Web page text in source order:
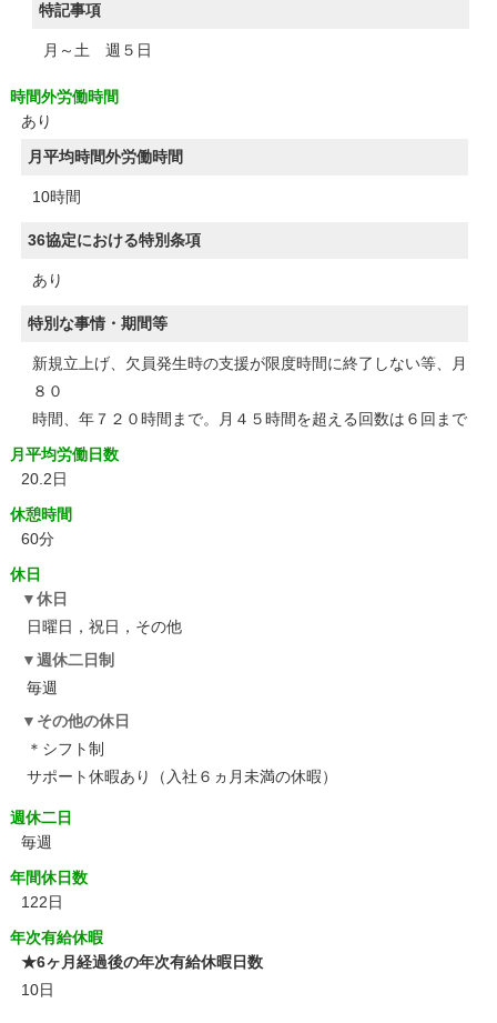
特記事項
月～土 週５日
時間外労働時間
あり
月平均時間外労働時間
10時間
36協定における特別条項
あり
特別な事情・期間等
新規立上げ、欠員発生時の支援が限度時間に終了しない等、月
８０
時間、年７２０時間まで。月４５時間を超える回数は６回まで
月平均労働日数
20.2日
休憩時間
60分
休日
休日
日曜日，祝日，その他
週休二日制
毎週
その他の休日
＊シフト制
サポート休暇あり（入社６ヵ月未満の休暇）
週休二日
毎週
年間休日数
122日
年次有給休暇
★6ヶ月経過後の年次有給休暇日数
10日